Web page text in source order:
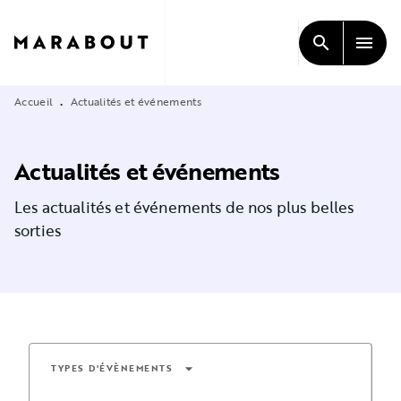
CONTENU
search menu
Accueil • Actualités et événements
Actualités et événements
Les actualités et événements de nos plus belles
sorties
TYPES D'ÉVÈNEMENTS arrow_drop_down